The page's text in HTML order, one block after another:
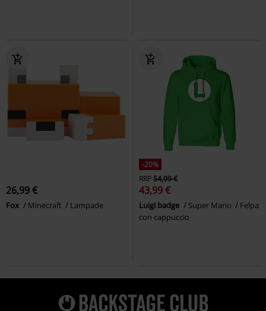
26,99 €
Fox Minecraft Lampade
-20%
RRP54,99 €
43,99 €
Luigi badge Super Mario
Felpa
con cappuccio